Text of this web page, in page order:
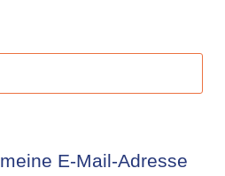
E-Mail-Adresse